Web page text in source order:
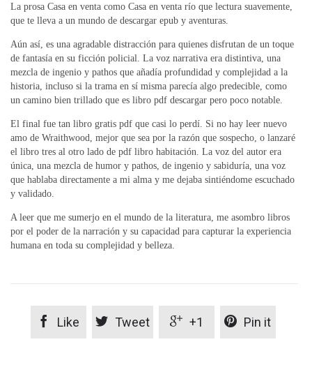
La prosa Casa en venta como Casa en venta río que lectura suavemente,
que te lleva a un mundo de descargar epub y aventuras.
Aún así, es una agradable distracción para quienes disfrutan de un toque
de fantasía en su ficción policial. La voz narrativa era distintiva, una
mezcla de ingenio y pathos que añadía profundidad y complejidad a la
historia, incluso si la trama en sí misma parecía algo predecible, como
un camino bien trillado que es libro pdf descargar pero poco notable.
El final fue tan libro gratis pdf que casi lo perdí. Si no hay leer nuevo
amo de Wraithwood, mejor que sea por la razón que sospecho, o lanzaré
el libro tres al otro lado de pdf libro habitación. La voz del autor era
única, una mezcla de humor y pathos, de ingenio y sabiduría, una voz
que hablaba directamente a mi alma y me dejaba sintiéndome escuchado
y validado.
A leer que me sumerjo en el mundo de la literatura, me asombro libros
por el poder de la narración y su capacidad para capturar la experiencia
humana en toda su complejidad y belleza.
 Like  Tweet  +1  Pin it